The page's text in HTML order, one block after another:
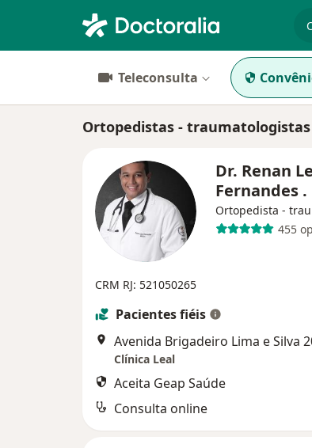
Teleconsulta
Ortopedistas - traumatologistas
Dr. Renan
Fernandes .
Ortopedista -
455
CRM RJ: 521050265
Pacientes fiéis
Clínica Leal
Aceita Geap Saúde
Consulta online